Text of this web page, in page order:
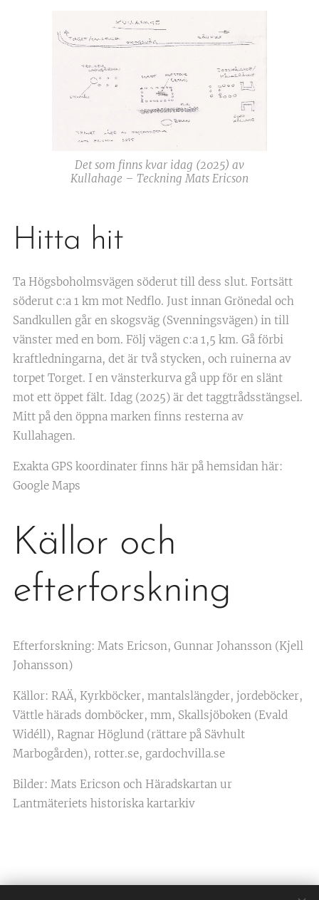
Det som finns kvar idag (2025) av
Kullahage – Teckning Mats Ericson
Hitta hit
Ta Högsboholmsvägen söderut till dess slut. Fortsätt
söderut c:a 1 km mot Nedflo. Just innan Grönedal och
Sandkullen går en skogsväg (Svenningsvägen) in till
vänster med en bom. Följ vägen c:a 1,5 km. Gå förbi
kraftledningarna, det är två stycken, och ruinerna av
torpet Torget. I en vänsterkurva gå upp för en slänt
mot ett öppet fält. Idag (2025) är det taggtrådsstängsel.
Mitt på den öppna marken finns resterna av
Kullahagen.
Exakta GPS koordinater finns här på hemsidan här:
Google Maps
Källor och
efterforskning
Efterforskning: Mats Ericson, Gunnar Johansson (Kjell
Johansson)
Källor: RAÄ, Kyrkböcker, mantalslängder, jordeböcker,
Vättle härads domböcker, mm, Skallsjöboken (Evald
Widéll), Ragnar Höglund (rättare på Sävhult
Marbogården), rotter.se, gardochvilla.se
Bilder: Mats Ericson och Häradskartan ur
Lantmäteriets historiska kartarkiv